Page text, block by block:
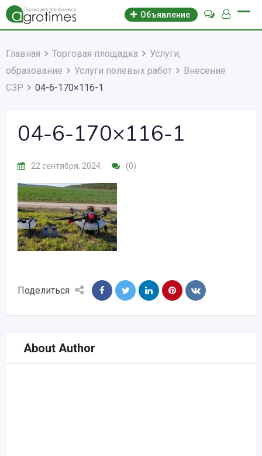
Объявление
Главная Торговая площадка
Услуги,
образование
Услуги полевых работ
Внесение
СЗР
04-6-170×116-1
04-6-170×116-1
22 сентября, 2024 (0)
Поделиться
About Author